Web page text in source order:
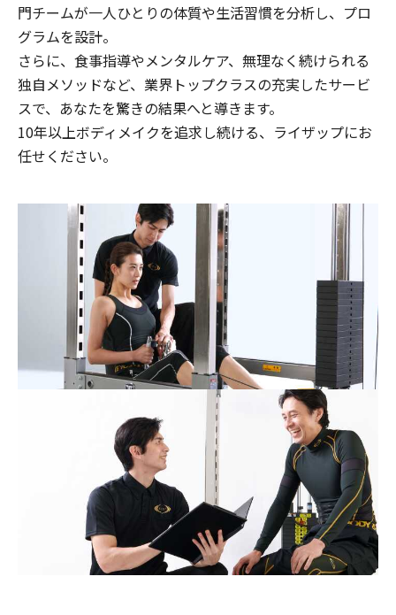
門チームが一人ひとりの体質や生活習慣を分析し、プロ
グラムを設計。
さらに、食事指導やメンタルケア、無理なく続けられる
独自メソッドなど、業界トップクラスの充実したサービ
スで、あなたを驚きの結果へと導きます。
10年以上ボディメイクを追求し続ける、ライザップにお
任せください。